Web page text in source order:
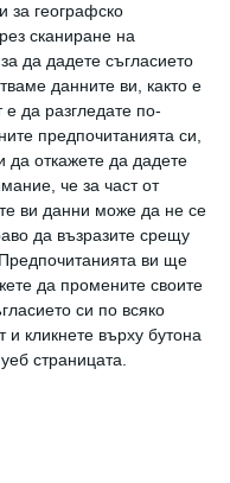
за географско
сканиране на
да дадете съгласието
данните ви, както е
да разгледате по-
предпочитанията си,
да откажете да дадете
че за част от
ви данни може да не се
да възразите срещу
ви ще
да промените своите
си по всяко
и кликнете върху бутона
страницата.
си път е
ако никой
там, където
на
на страха.
независимо